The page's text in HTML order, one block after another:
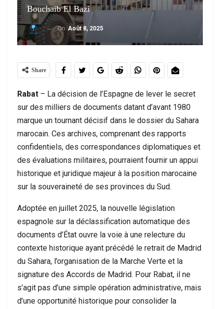
Bouchaib El Bazi
On Août 8, 2025
Share
Rabat – La décision de l’Espagne de lever le secret
sur des milliers de documents datant d’avant 1980
marque un tournant décisif dans le dossier du Sahara
marocain. Ces archives, comprenant des rapports
confidentiels, des correspondances diplomatiques et
des évaluations militaires, pourraient fournir un appui
historique et juridique majeur à la position marocaine
sur la souveraineté de ses provinces du Sud.
Adoptée en juillet 2025, la nouvelle législation
espagnole sur la déclassification automatique des
documents d’État ouvre la voie à une relecture du
contexte historique ayant précédé le retrait de Madrid
du Sahara, l’organisation de la Marche Verte et la
signature des Accords de Madrid. Pour Rabat, il ne
s’agit pas d’une simple opération administrative, mais
d’une opportunité historique pour consolider la